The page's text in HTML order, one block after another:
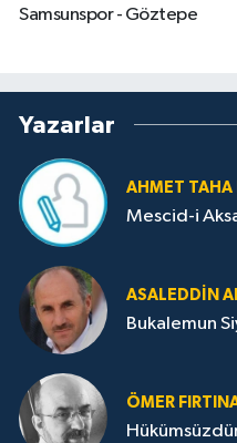
Samsunspor - Göztepe
Yazarlar
AHMET TAHA
Mescid-i
ASALEDDIN
Bukalemun
ÖMER